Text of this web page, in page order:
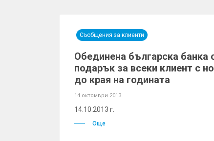
Съобщения за клиенти
Обединена българска банка
подарък за всеки клиент с
до края на годината
14 октомври 2013
14.10.2013 г.
Още